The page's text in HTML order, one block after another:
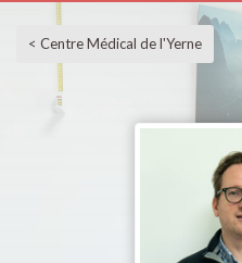
< Centre Médical de l'Yerne